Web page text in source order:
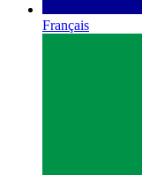
Français